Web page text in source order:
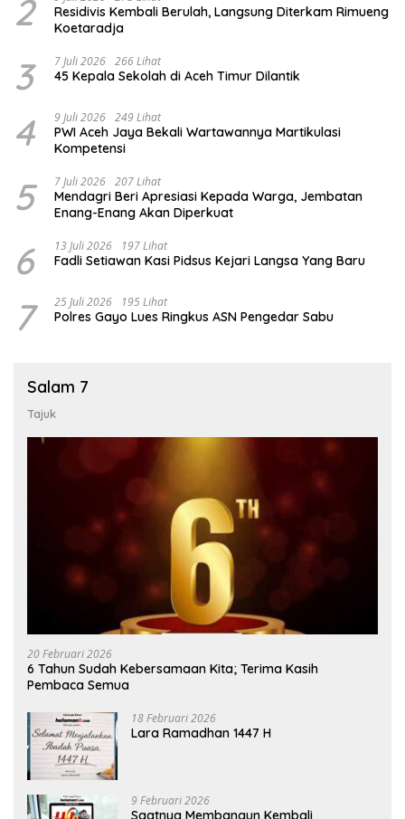
2
Residivis Kembali Berulah, Langsung Diterkam Rimueng
Koetaradja
3 7 Juli 2026 266 Lihat
45 Kepala Sekolah di Aceh Timur Dilantik
4 9 Juli 2026 249 Lihat
PWI Aceh Jaya Bekali Wartawannya Martikulasi
Kompetensi
5 7 Juli 2026 207 Lihat
Mendagri Beri Apresiasi Kepada Warga, Jembatan
Enang-Enang Akan Diperkuat
6 13 Juli 2026 197 Lihat
Fadli Setiawan Kasi Pidsus Kejari Langsa Yang Baru
7 25 Juli 2026 195 Lihat
Polres Gayo Lues Ringkus ASN Pengedar Sabu
Salam 7
Tajuk
20 Februari 2026
6 Tahun Sudah Kebersamaan Kita; Terima Kasih
Pembaca Semua
18 Februari 2026
Lara Ramadhan 1447 H
9 Februari 2026
Saatnya Membangun Kembali